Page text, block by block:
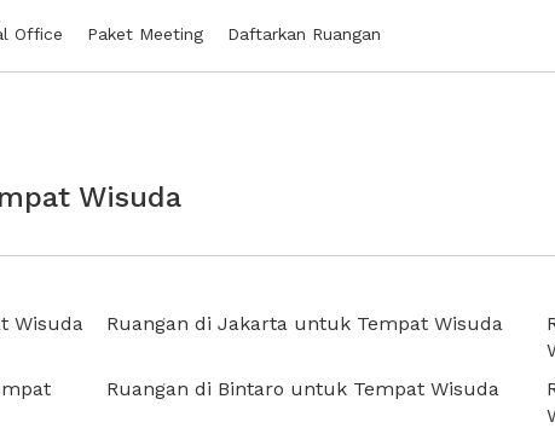
Office Paket Meeting Daftarkan Ruangan
Wisuda
Wisuda Ruangan di Jakarta untuk Tempat Wisuda
Ruangan di Bintaro untuk Tempat Wisuda